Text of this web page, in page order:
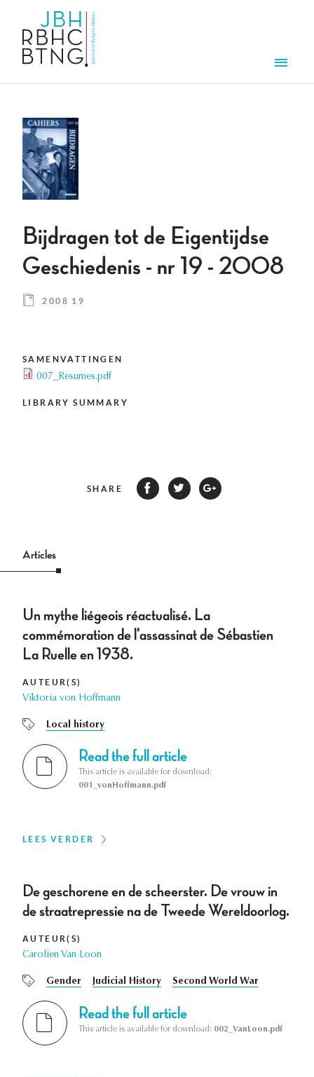
Bijdragen tot de Eigentijdse
Geschiedenis - nr 19 - 2008
2008 19
SAMENVATTINGEN
007_Resumes.pdf
LIBRARY SUMMARY
SHARE
Articles
Un mythe liégeois réactualisé. La
commémoration de l'assassinat de Sébastien
La Ruelle en 1938.
AUTEUR(S)
Viktoria von Hoffmann
Local history
Read the full article
This article is available for download:
001_vonHoffmann.pdf
LEES VERDER
De geschorene en de scheerster. De vrouw in
de straatrepressie na de Tweede Wereldoorlog.
AUTEUR(S)
Carolien Van Loon
Gender Judicial History Second World War
Read the full article
This article is available for download: 002_VanLoon.pdf